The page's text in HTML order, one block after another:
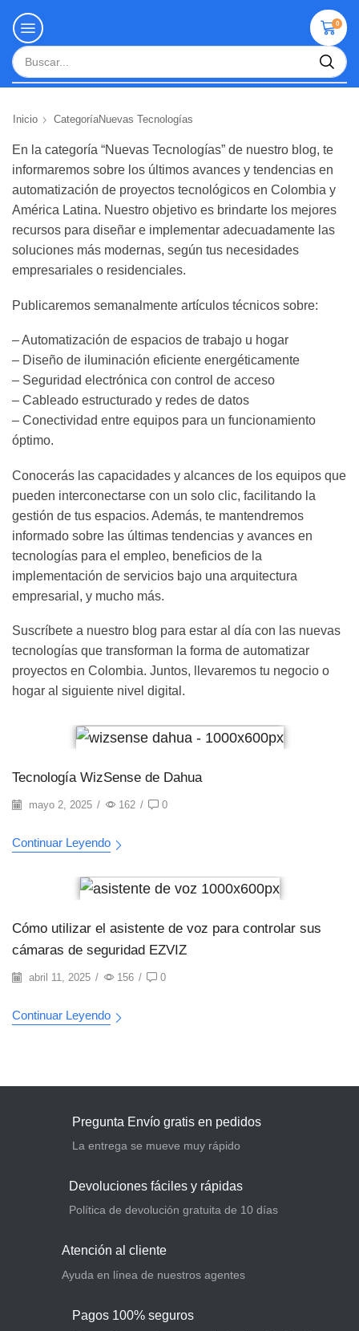
0
Inicio CategoríaNuevas Tecnologías
En la categoría “Nuevas Tecnologías” de nuestro blog, te
informaremos sobre los últimos avances y tendencias en
automatización de proyectos tecnológicos en Colombia y
América Latina. Nuestro objetivo es brindarte los mejores
recursos para diseñar e implementar adecuadamente las
soluciones más modernas, según tus necesidades
empresariales o residenciales.
Publicaremos semanalmente artículos técnicos sobre:
– Automatización de espacios de trabajo u hogar
– Diseño de iluminación eficiente energéticamente
– Seguridad electrónica con control de acceso
– Cableado estructurado y redes de datos
– Conectividad entre equipos para un funcionamiento
óptimo.
Conocerás las capacidades y alcances de los equipos que
pueden interconectarse con un solo clic, facilitando la
gestión de tus espacios. Además, te mantendremos
informado sobre las últimas tendencias y avances en
tecnologías para el empleo, beneficios de la
implementación de servicios bajo una arquitectura
empresarial, y mucho más.
Suscríbete a nuestro blog para estar al día con las nuevas
tecnologías que transforman la forma de automatizar
proyectos en Colombia. Juntos, llevaremos tu negocio o
hogar al siguiente nivel digital.
Tecnología WizSense de Dahua
mayo 2, 2025 / 162 / 0
Continuar Leyendo
Cómo utilizar el asistente de voz para controlar sus
cámaras de seguridad EZVIZ
abril 11, 2025 / 156 / 0
Continuar Leyendo
Pregunta Envío gratis en pedidos
La entrega se mueve muy rápido
Devoluciones fáciles y rápidas
Política de devolución gratuita de 10 días
Atención al cliente
Ayuda en línea de nuestros agentes
Pagos 100% seguros